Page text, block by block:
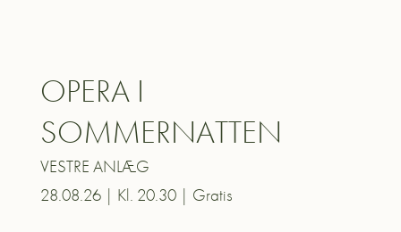
OPERA I
SOMMERNATTEN
VESTRE ANLÆG
28.08.26 | Kl. 20.30 | Gratis